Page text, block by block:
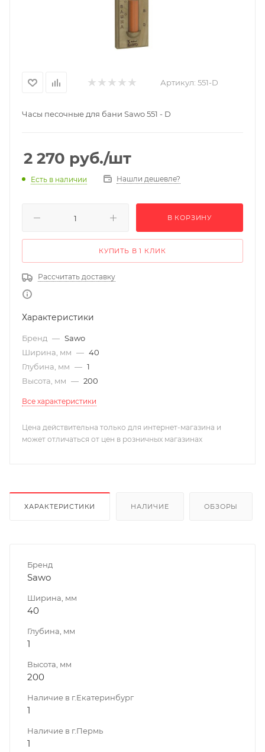
Артикул: 551-D
Часы песочные для бани Sawo 551 - D
2 270 руб./шт
Есть в наличии Нашли дешевле?
В КОРЗИНУ
КУПИТЬ В 1 КЛИК
Рассчитать доставку
Характеристики
Бренд — Sawo
Ширина, мм — 40
Глубина, мм — 1
Высота, мм — 200
Все характеристики
Цена действительна только для интернет-магазина и
может отличаться от цен в розничных магазинах
ХАРАКТЕРИСТИКИ НАЛИЧИЕ ОБЗОРЫ
Бренд
Sawo
Ширина, мм
40
Глубина, мм
1
Высота, мм
200
Наличие в г.Екатеринбург
1
Наличие в г.Пермь
1